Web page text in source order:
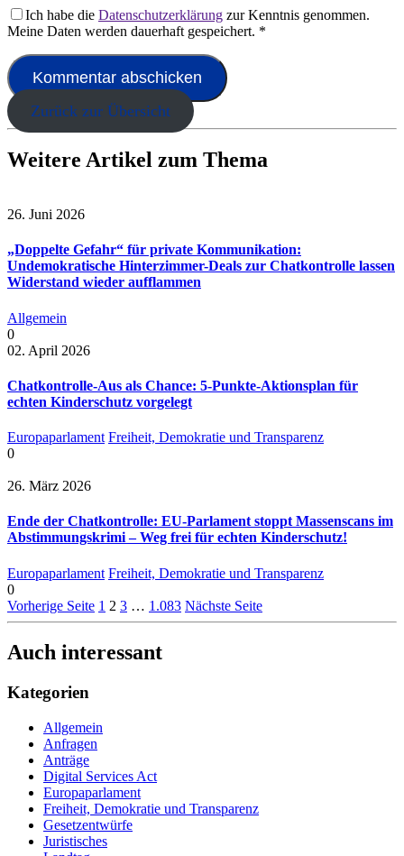
Ich habe die Datenschutzerklärung zur Kenntnis genommen.
Meine Daten werden dauerhaft gespeichert. *
Zurück zur Übersicht
Weitere Artikel zum Thema
26. Juni 2026
„Doppelte Gefahr“ für private Kommunikation:
Undemokratische Hinterzimmer-Deals zur Chatkontrolle lassen
Widerstand wieder aufflammen
Allgemein
0
02. April 2026
Chatkontrolle-Aus als Chance: 5-Punkte-Aktionsplan für
echten Kinderschutz vorgelegt
Europaparlament Freiheit, Demokratie und Transparenz
0
26. März 2026
Ende der Chatkontrolle: EU-Parlament stoppt Massenscans im
Abstimmungskrimi – Weg frei für echten Kinderschutz!
Europaparlament Freiheit, Demokratie und Transparenz
0
Vorherige Seite 1 2 3 … 1.083 Nächste Seite
Auch interessant
Kategorien
Allgemein
Anfragen
Anträge
Digital Services Act
Europaparlament
Freiheit, Demokratie und Transparenz
Gesetzentwürfe
Juristisches